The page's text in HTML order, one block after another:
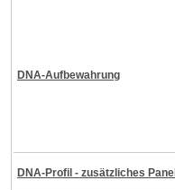
DNA-Aufbewahrung
DNA-Profil - zusätzliches Panel